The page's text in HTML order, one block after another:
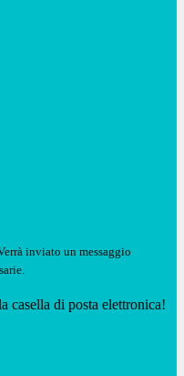
inviato un messaggio
casella di posta elettronica!